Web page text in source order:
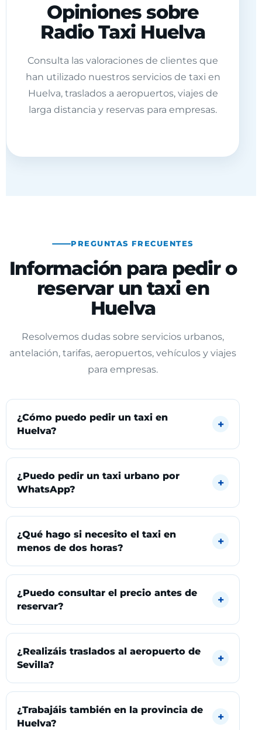
Opiniones sobre
Radio Taxi Huelva
Consulta las valoraciones de clientes que
han utilizado nuestros servicios de taxi en
Huelva, traslados a aeropuertos, viajes de
larga distancia y reservas para empresas.
PREGUNTAS FRECUENTES
Información para pedir o
reservar un taxi en
Huelva
Resolvemos dudas sobre servicios urbanos,
antelación, tarifas, aeropuertos, vehículos y viajes
para empresas.
¿Cómo puedo pedir un taxi en
Huelva?
¿Puedo pedir un taxi urbano por
WhatsApp?
¿Qué hago si necesito el taxi en
menos de dos horas?
¿Puedo consultar el precio antes de
reservar?
¿Realizáis traslados al aeropuerto de
Sevilla?
¿Trabajáis también en la provincia de
Huelva?